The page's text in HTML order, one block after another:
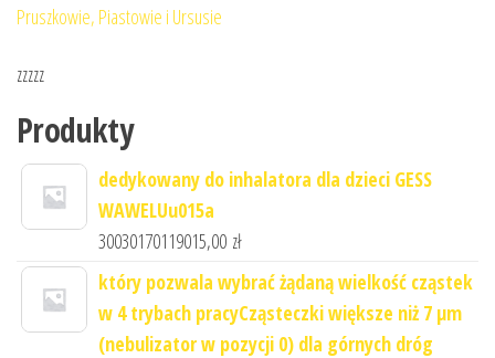
Pruszkowie, Piastowie i Ursusie
zzzzz
Produkty
dedykowany do inhalatora dla dzieci GESS
WAWELUu015a
30030170119015,00 zł
który pozwala wybrać żądaną wielkość cząstek
w 4 trybach pracyCząsteczki większe niż 7 μm
(nebulizator w pozycji 0) dla górnych dróg